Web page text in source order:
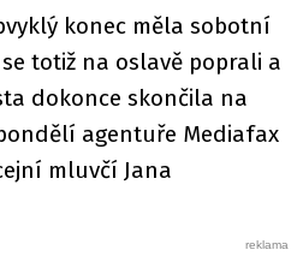
konec měla sobotní
totiž na oslavě poprali a
dokonce skončila na
agentuře Mediafax
mluvčí Jana